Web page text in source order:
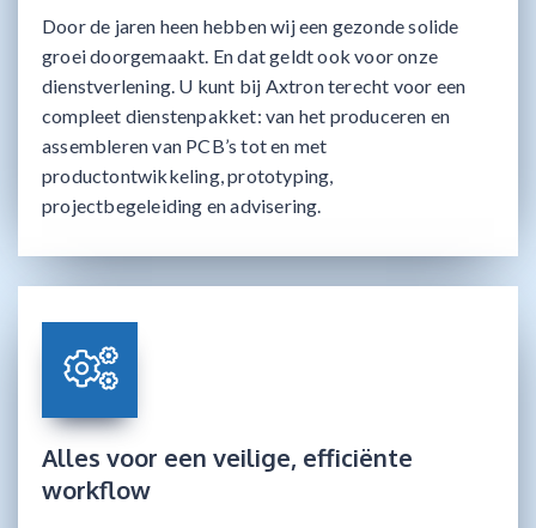
Door de jaren heen hebben wij een gezonde solide
groei doorgemaakt. En dat geldt ook voor onze
dienstverlening. U kunt bij Axtron terecht voor een
compleet dienstenpakket: van het produceren en
assembleren van PCB’s tot en met
productontwikkeling, prototyping,
projectbegeleiding en advisering.
Alles voor een veilige, efficiënte
workflow